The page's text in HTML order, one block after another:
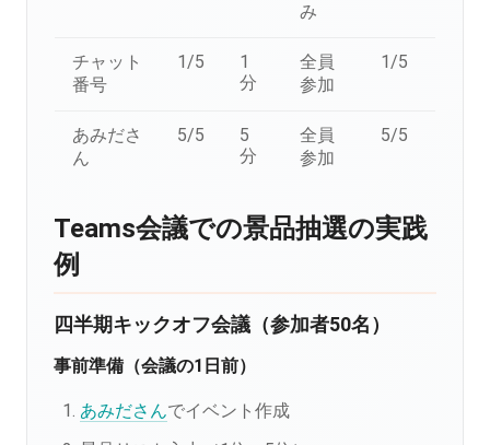
み
チャット
番号
1/5
1
分
全員
参加
1/5
あみださ
ん
5/5
5
分
全員
参加
5/5
Teams会議での景品抽選の実践
例
四半期キックオフ会議（参加者50名）
事前準備（会議の1日前）
あみださんでイベント作成